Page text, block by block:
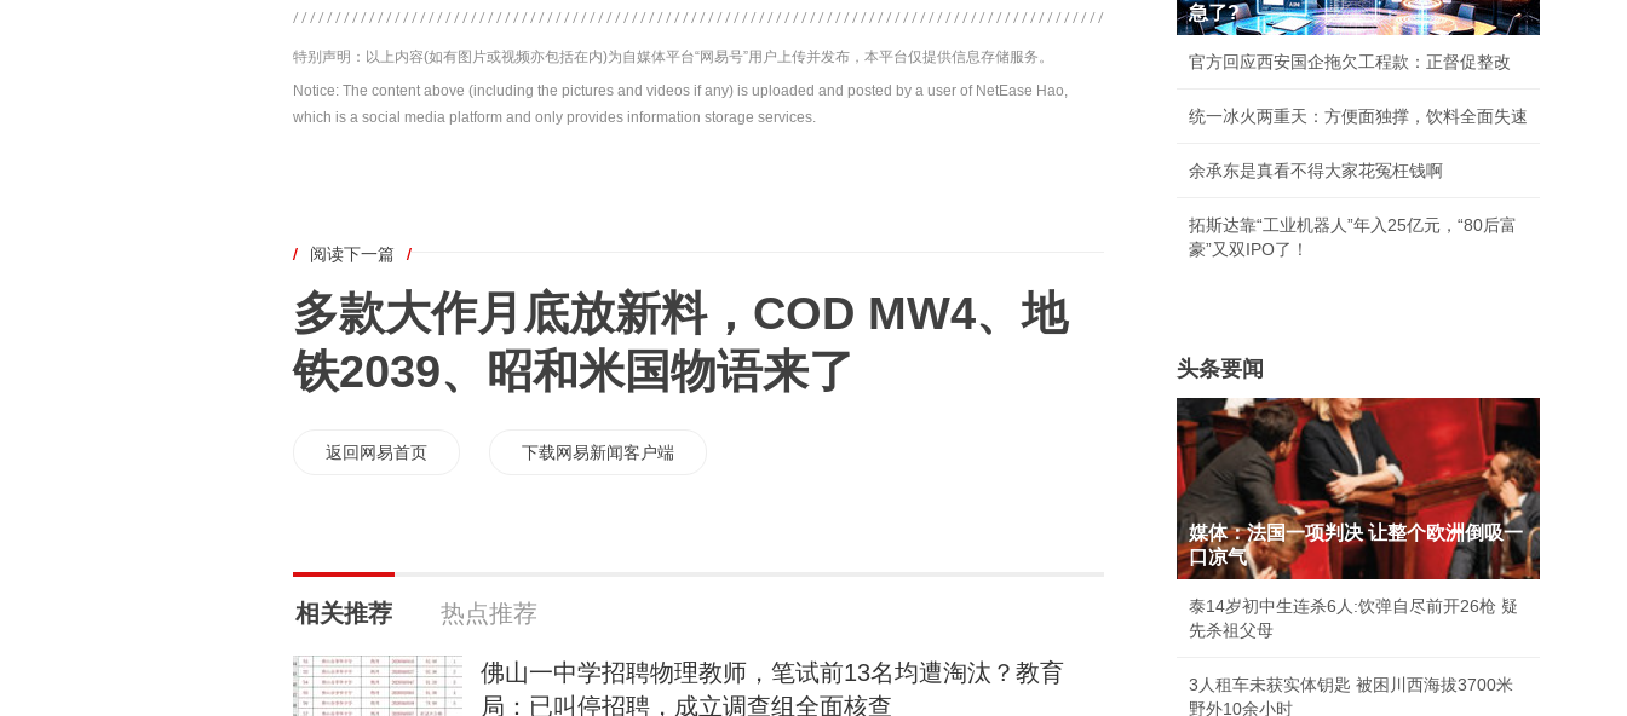
特别声明：以上内容(如有图片或视频亦包括在内)为自媒体平台“网易号”用户上传并发布，本平台仅提供信息存储服务。
Notice: The content above (including the pictures and videos if any) is uploaded and posted by a user of NetEase Hao,
which is a social media platform and only provides information storage services.
/ 阅读下一篇 /
多款大作月底放新料，COD MW4、地
铁2039、昭和米国物语来了
返回网易首页 下载网易新闻客户端
相关推荐 热点推荐
佛山一中学招聘物理教师，笔试前13名均遭淘汰？教育
局：已叫停招聘，成立调查组全面核查
急了?
官方回应西安国企拖欠工程款：正督促整改
统一冰火两重天：方便面独撑，饮料全面失速
余承东是真看不得大家花冤枉钱啊
拓斯达靠“工业机器人”年入25亿元，“80后富
豪”又双IPO了！
头条要闻
媒体：法国一项判决 让整个欧洲倒吸一
口凉气
泰14岁初中生连杀6人:饮弹自尽前开26枪 疑
先杀祖父母
3人租车未获实体钥匙 被困川西海拔3700米
野外10余小时